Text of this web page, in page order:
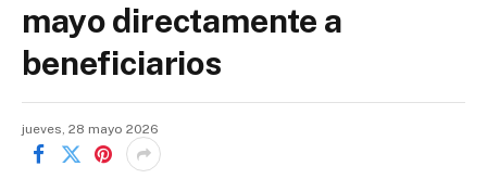
mayo directamente a
beneficiarios
jueves, 28 mayo 2026